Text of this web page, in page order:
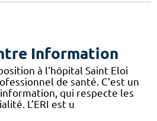
Information
à l'hôpital Saint Eloi
de santé. C'est un
qui respecte les
L’ERI est u